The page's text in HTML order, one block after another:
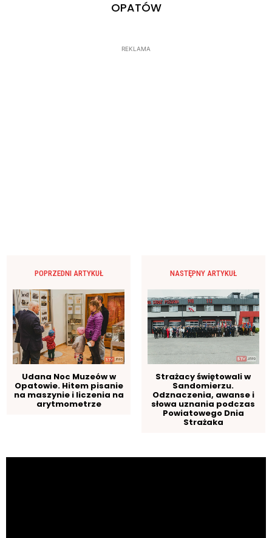
OPATÓW
REKLAMA
POPRZEDNI ARTYKUŁ
Udana Noc Muzeów w
Opatowie. Hitem pisanie
na maszynie i liczenia na
arytmometrze
NASTĘPNY ARTYKUŁ
Strażacy świętowali w
Sandomierzu.
Odznaczenia, awanse i
słowa uznania podczas
Powiatowego Dnia
Strażaka